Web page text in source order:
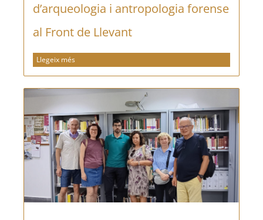
d’arqueologia i antropologia forense
al Front de Llevant
Llegeix més